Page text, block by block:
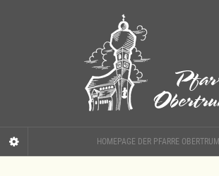
HOMEPAGE DER PFARRE OBERTRUM